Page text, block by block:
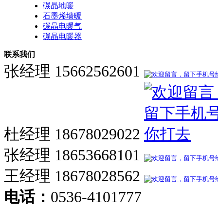
碳晶地暖
石墨烯墙暖
碳晶电暖气
碳晶电暖器
联系我们
张经理 15662562601
杜经理 18678029022
张经理 18653668101
王经理 18678028562
电话： 0536-4101777